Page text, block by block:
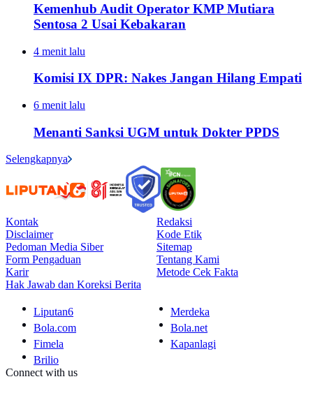
Kemenhub Audit Operator KMP Mutiara
Sentosa 2 Usai Kebakaran
4 menit lalu
Komisi IX DPR: Nakes Jangan Hilang Empati
6 menit lalu
Menanti Sanksi UGM untuk Dokter PPDS
Selengkapnya
Kontak
Redaksi
Disclaimer
Kode Etik
Pedoman Media Siber
Sitemap
Form Pengaduan
Tentang Kami
Karir
Metode Cek Fakta
Hak Jawab dan Koreksi Berita
Liputan6
Merdeka
Bola.com
Bola.net
Fimela
Kapanlagi
Brilio
Connect with us